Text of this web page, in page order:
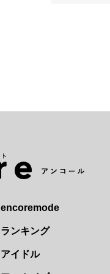
encoremode
ランキング
アイドル